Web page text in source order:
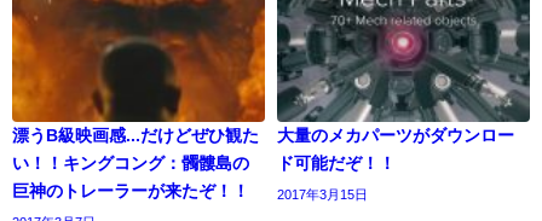
漂うB級映画感...だけどぜひ観た
い！！キングコング：髑髏島の
巨神のトレーラーが来たぞ！！
大量のメカパーツがダウンロー
ド可能だぞ！！
2017年3月15日